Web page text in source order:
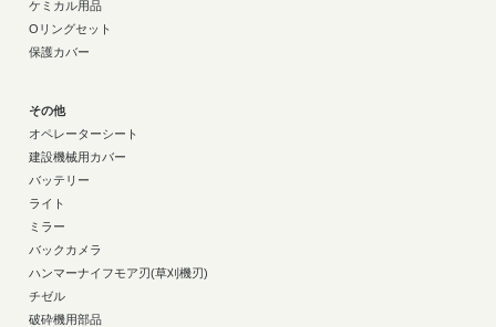
ケミカル用品
Oリングセット
保護カバー
その他
オペレーターシート
建設機械用カバー
バッテリー
ライト
ミラー
バックカメラ
ハンマーナイフモア刃(草刈機刃)
チゼル
破砕機用部品